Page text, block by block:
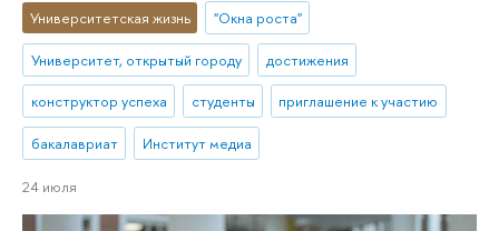
Университетская жизнь "Окна роста"
Университет, открытый городу достижения
конструктор успеха студенты приглашение к участию
бакалавриат Институт медиа
24 июля